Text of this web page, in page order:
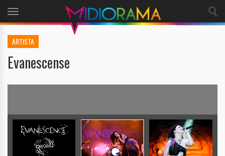
Toggle
navigation
ARTISTA
Evanescense